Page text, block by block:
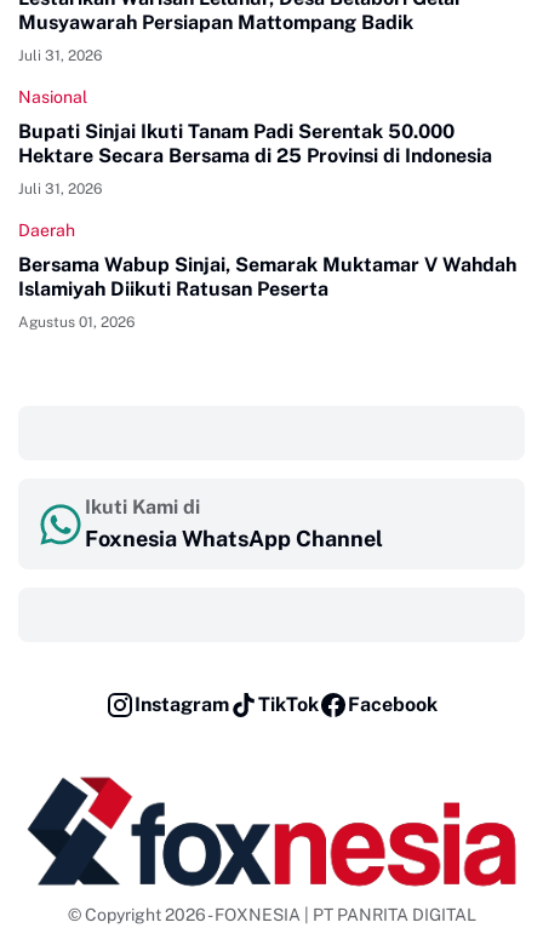
Musyawarah Persiapan Mattompang Badik
Juli 31, 2026
Nasional
Bupati Sinjai Ikuti Tanam Padi Serentak 50.000
Hektare Secara Bersama di 25 Provinsi di Indonesia
Juli 31, 2026
Daerah
Bersama Wabup Sinjai, Semarak Muktamar V Wahdah
Islamiyah Diikuti Ratusan Peserta
Agustus 01, 2026
Ikuti Kami di
Foxnesia WhatsApp Channel
Instagram TikTok Facebook
© Copyright 2026 - FOXNESIA | PT PANRITA DIGITAL